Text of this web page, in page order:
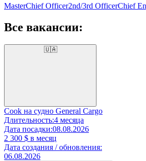
MasterChief Officer2nd/3rd OfficerChief
Все вакансии:
🇺🇦
Cook на судно General Cargo
Длительность:4 месяца
Дата посадки:08.08.2026
2 300 $ в месяц
Дата создания / обновления:
06.08.2026